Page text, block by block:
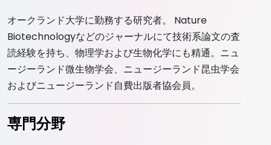
オークランド大学に勤務する研究者。 Nature
Biotechnologyなどのジャーナルにて技術系論文の査
読経験を持ち、物理学および生物化学にも精通。ニュ
ージーランド微生物学会、ニュージーランド昆虫学会
およびニュージーランド自費出版者協会員。
専門分野